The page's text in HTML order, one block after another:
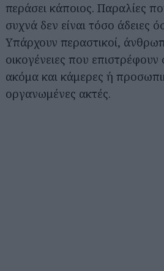
περάσει κάποιος. Παραλίες
συχνά δεν είναι τόσο άδειες
Υπάρχουν περαστικοί,
οικογένειες που
ακόμα και κάμερες ή
οργανωμένες ακτές.